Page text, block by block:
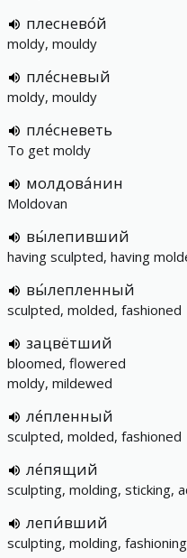
плеснево́й
moldy, mouldy
пле́сневый
moldy, mouldy
пле́сневеть
To get moldy
молдова́нин
Moldovan
вы́лепивший
having sculpted, having
вы́лепленный
sculpted, molded, fashioned
зацвётший
bloomed, flowered
moldy, mildewed
ле́пленный
sculpted, molded, fashioned
ле́пящий
sculpting, molding, sticking,
лепи́вший
sculpting, molding,